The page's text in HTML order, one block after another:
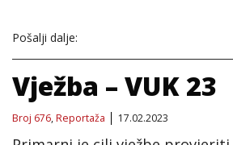
Pošalji dalje:
Vježba – VUK 23
Broj 676,Reportaža 17.02.2023